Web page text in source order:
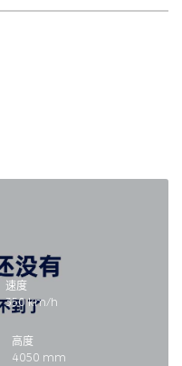
速度
350 km/h
高度
4050 mm